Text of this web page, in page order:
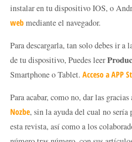
instalar en tu dispositivo IOS, o
webmediante el navegador.
Para descargarla, tan solo debes ir a
de tu dispositivo, Puedes leer
Smartphone o Tablet. Acceso a APP
Para acabar, como no, dar las
Nozbe, sin la ayuda del cual no
esta revista, así como a los